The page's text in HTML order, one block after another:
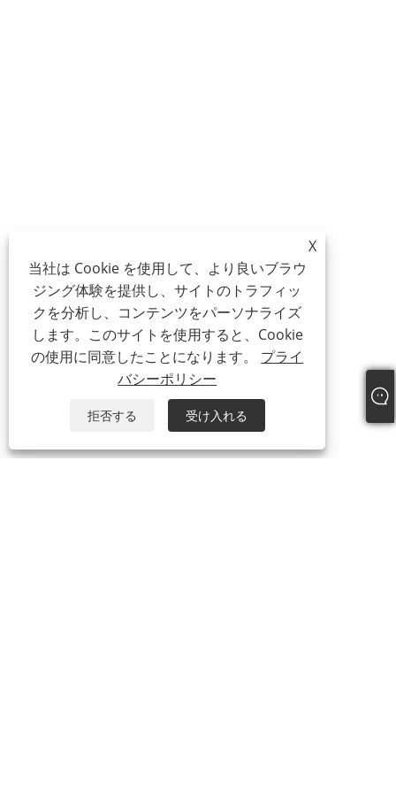
X
当社は Cookie を使用して、より良いブラウ
ジング体験を提供し、サイトのトラフィッ
クを分析し、コンテンツをパーソナライズ
します。このサイトを使用すると、Cookie
の使用に同意したことになります。 プライ
バシーポリシー
拒否する 受け入れる